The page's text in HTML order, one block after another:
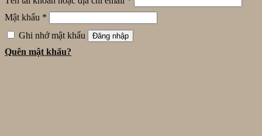
Mật khẩu *
Ghi nhớ mật khẩu
Đăng nhập
Quên mật khẩu?